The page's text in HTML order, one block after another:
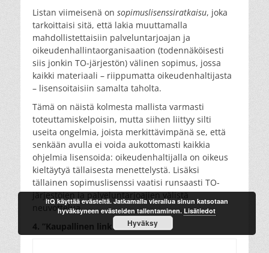
Listan viimeisenä on sopimuslisenssiratkaisu, joka
tarkoittaisi sitä, että lakia muuttamalla
mahdollistettaisiin palveluntarjoajan ja
oikeudenhallintaorganisaation (todennäköisesti
siis jonkin TO-järjestön) välinen sopimus, jossa
kaikki materiaali – riippumatta oikeudenhaltijasta
– lisensoitaisiin samalta taholta.
Tämä on näistä kolmesta mallista varmasti
toteuttamiskelpoisin, mutta siihen liittyy silti
useita ongelmia, joista merkittävimpänä se, että
senkään avulla ei voida aukottomasti kaikkia
ohjelmia lisensoida: oikeudenhaltijalla on oikeus
kieltäytyä tällaisesta menettelystä. Lisäksi
tällainen sopimuslisenssi vaatisi runsaasti TO-
järjestöjen ja palveluntarjoajien välistä
neuvottelua.
4. ”Kaupallinen linkittäminen”
itQ käyttää evästeitä. Jatkamalla vierailua sinun katsotaan
hyväksyneen evästeiden tallentaminen.Lisätiedot
Hyväksy